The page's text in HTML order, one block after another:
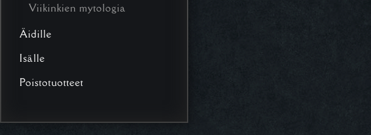
Viikinkien mytologia
Äidille
Isälle
Poistotuotteet